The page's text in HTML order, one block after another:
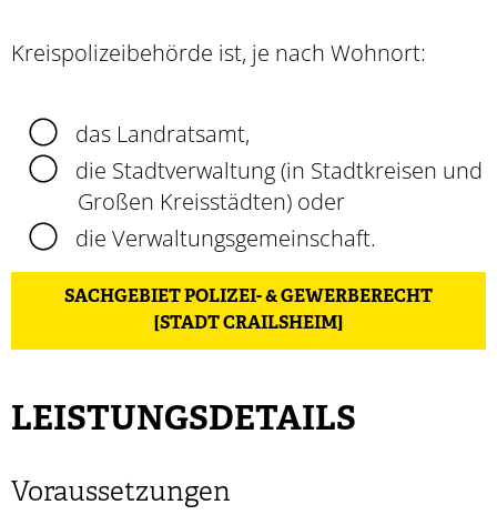
Kreispolizeibehörde ist, je nach Wohnort:
das Landratsamt,
die Stadtverwaltung (in Stadtkreisen und
Großen Kreisstädten) oder
die Verwaltungsgemeinschaft.
SACHGEBIET POLIZEI- & GEWERBERECHT
[STADT CRAILSHEIM]
LEISTUNGSDETAILS
Voraussetzungen